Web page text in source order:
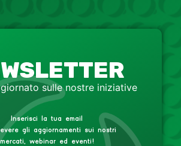
sulle nostre iniziative
Inserisci la tua email
gli aggiornamenti sui nostri
mercati, webinar ed eventi!